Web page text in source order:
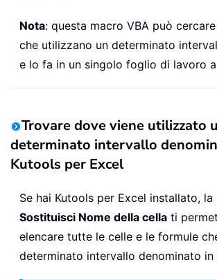
IsPresent =
xPos2 = xPos1 + Len(
If IsPresent Then
End If
Loop
End
Function
Dim I As
Long
IsVaildChar = True
For I = 65 To 90
If UCase(Mid(sFormula,
Nota: questa macro VBA può
che utilizzano un determinato
e lo fa in un singolo foglio di lavoro
Trovare dove viene utilizzato
determinato intervallo
Kutools per Excel
Se hai Kutools per Excel installato,
Sostituisci Nome della cella ti
elencare tutte le celle e le formule
determinato intervallo denominato in